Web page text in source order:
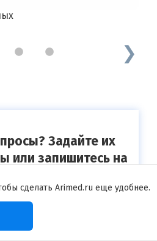
2 3
Задайте их
или запишитесь на
сделать Arimed.ru еще удобнее.